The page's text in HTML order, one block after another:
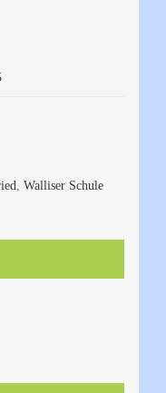
, Walliser Schule